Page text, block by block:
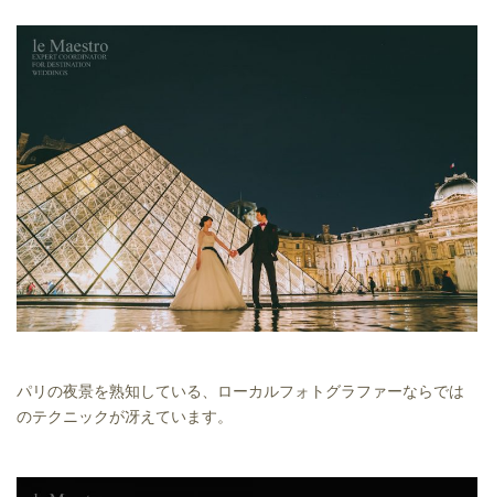
パリの夜景を熟知している、ローカルフォトグラファーならでは
のテクニックが冴えています。